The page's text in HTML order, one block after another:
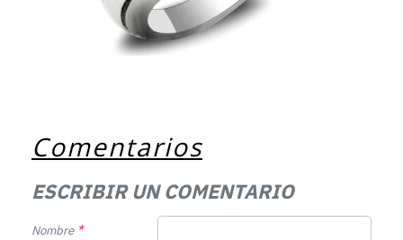
Comentarios
ESCRIBIR UN COMENTARIO
Nombre